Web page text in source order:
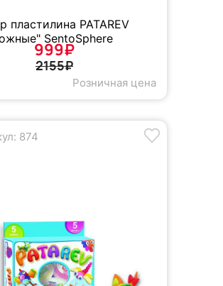
пластилина PATAREV
SentoSphere
999₽
2155₽
Розничная цена
874